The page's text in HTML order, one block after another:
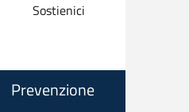
Sostienici
Prevenzione